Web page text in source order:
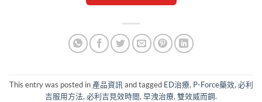
This entry was posted in 產品資訊 and tagged ED治療, P-Force藥效, 必利
吉服用方法, 必利吉見效時間, 早洩治療, 雙效威而鋼.